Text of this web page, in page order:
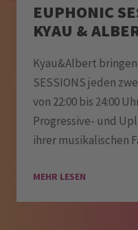
EUPHONIC
KYAU &
Kyau&Albert
SESSIONS jeden
von 22:00 bis 24:00
Progressive- und
ihrer musikalischen
MEHR LESEN